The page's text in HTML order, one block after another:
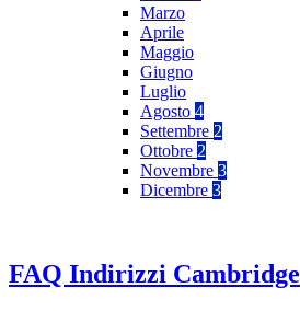
Marzo
Aprile
Maggio
Giugno
Luglio
Agosto 4
Settembre 2
Ottobre 2
Novembre 3
Dicembre 3
FAQ Indirizzi Cambridge